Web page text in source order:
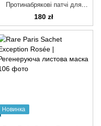
Протинабрякові патчі для
очей
180 zł
Новинка